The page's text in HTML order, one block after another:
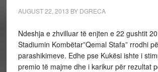
AUGUST 22, 2013 BY DGRECA
Ndeshja e zhvilluar të enjten e 22 gushtit
Stadiumin Kombëtar”Qemal Stafa” rrodhi
parashikimeve. Edhe pse Kukësi ishte i
premio të majme dhe i karikur për rezultat